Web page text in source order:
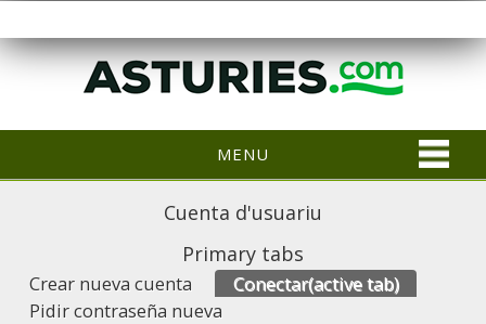
MENU
Cuenta d'usuariu
Primary tabs
Crear nueva cuenta Conectar(active tab)
Pidir contraseña nueva